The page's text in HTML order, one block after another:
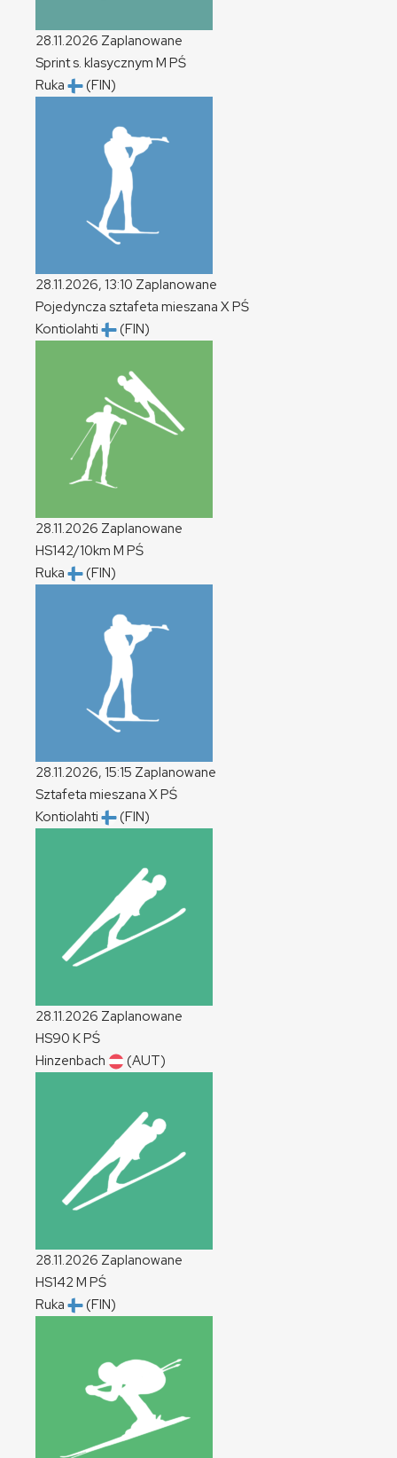
28.11.2026 Zaplanowane
Sprint s. klasycznym M PŚ
Ruka
(FIN)
28.11.2026, 13:10 Zaplanowane
Pojedyncza sztafeta mieszana XPŚ
Kontiolahti
(FIN)
28.11.2026 Zaplanowane
HS142/10km M PŚ
Ruka
(FIN)
28.11.2026, 15:15 Zaplanowane
Sztafeta mieszana XPŚ
Kontiolahti
(FIN)
28.11.2026 Zaplanowane
HS90 KPŚ
Hinzenbach
(AUT)
28.11.2026 Zaplanowane
HS142M PŚ
Ruka
(FIN)